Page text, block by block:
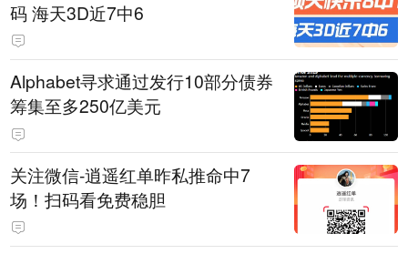
码 海天3D近7中6
Alphabet寻求通过发行10部分债券
筹集至多250亿美元
关注微信-逍遥红单昨私推命中7
场！扫码看免费稳胆